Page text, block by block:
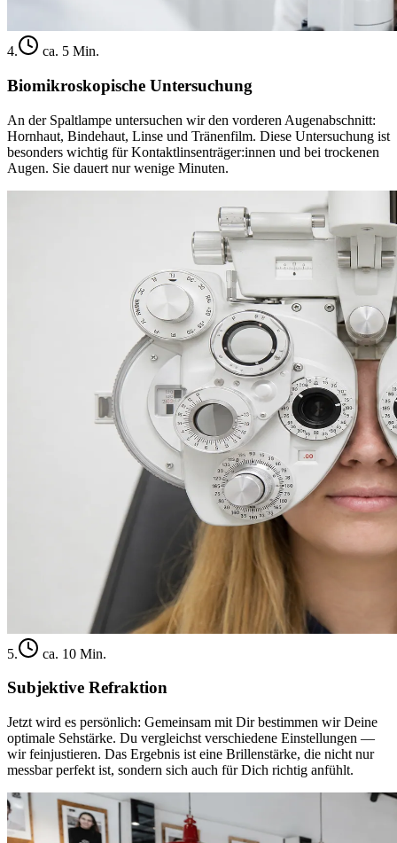
4. ca. 5 Min.
Biomikroskopische Untersuchung
An der Spaltlampe untersuchen wir den vorderen Augenabschnitt:
Hornhaut, Bindehaut, Linse und Tränenfilm. Diese Untersuchung ist
besonders wichtig für Kontaktlinsenträger:innen und bei trockenen
Augen. Sie dauert nur wenige Minuten.
5. ca. 10 Min.
Subjektive Refraktion
Jetzt wird es persönlich: Gemeinsam mit Dir bestimmen wir Deine
optimale Sehstärke. Du vergleichst verschiedene Einstellungen —
wir feinjustieren. Das Ergebnis ist eine Brillenstärke, die nicht nur
messbar perfekt ist, sondern sich auch für Dich richtig anfühlt.